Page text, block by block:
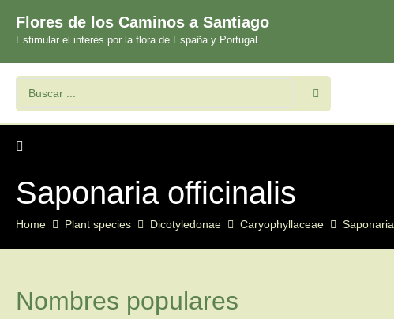
Flores de los Caminos a Santiago
Estimular el interés por la flora de España y Portugal
Saponaria officinalis
Home Plant species Dicotyledonae Caryophyllaceae Saponaria
Nombres populares